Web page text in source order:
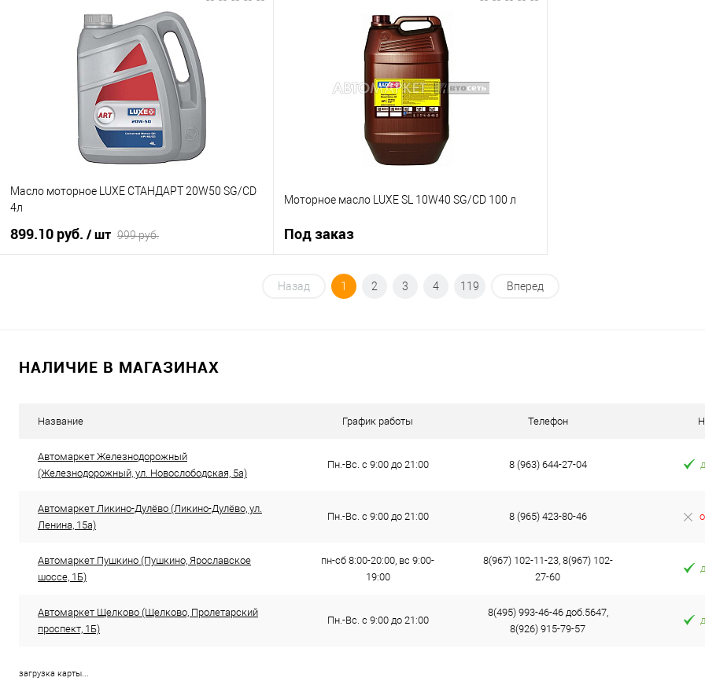
Купить в 1 клик
К сравнению
Недоступно
К сравнению
В наличии
Масло моторное LUXE СТАНДАРТ 20W50 SG/CD
4л
899.10 руб. / шт 999 руб.
Моторное масло LUXE SL 10W40 SG/CD 100 л
Под заказ
Под заказ
Назад 1 2 3 4 119 Вперед
НАЛИЧИЕ В МАГАЗИНАХ
Название График работы Телефон
Автомаркет Железнодорожный
(Железнодорожный, ул. Новослободская, 5а)
Пн.-Вс. с 9:00 до 21:00 8 (963) 644-27-04
Автомаркет Ликино-Дулёво (Ликино-Дулёво, ул.
Ленина, 15а)
Пн.-Вс. с 9:00 до 21:00 8 (965) 423-80-46
Автомаркет Пушкино (Пушкино, Ярославское
шоссе, 1Б)
пн-сб 8:00-20:00, вс 9:00-
19:00
8(967) 102-11-23, 8(967) 102-
27-60
Автомаркет Щелково (Щелково, Пролетарский
проспект, 1Б)
Пн.-Вс. с 9:00 до 21:00
8(495) 993-46-46 доб.5647,
8(926) 915-79-57
загрузка карты...